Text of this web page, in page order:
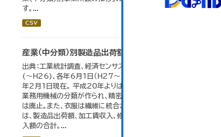
す。...
CSV
産業（中分類）別製造品出荷額等の推移
出典：工業統計調査、経済センサス。 各年12月31日現在
(～H26)、各年6月1日（H27～）・平成23年のみ平成24
年2月1日現在。 平成20年よりはん用機械、生産用機械、
業務用機械の分類が作られ、精密機械、一般用機械の分類
は廃止。また、衣服は繊維に統合された。 製造品出荷額等
は、製造品出荷額、加工賃収入、修理料収入額、その他の収
入額の合計。...